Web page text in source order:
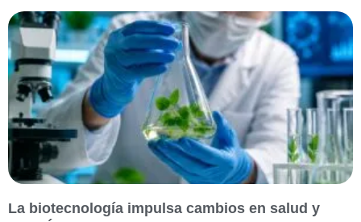
La biotecnología impulsa cambios en salud y